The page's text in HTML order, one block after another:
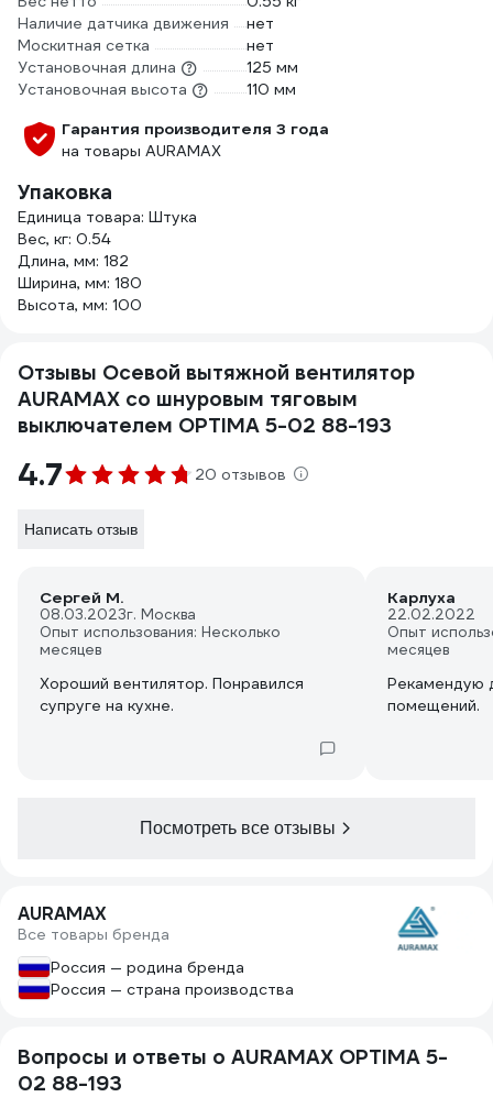
Наличие датчика движения
нет
Москитная сетка
нет
Установочная длина
125 мм
Установочная высота
110 мм
Гарантия производителя 3 года
на товары AURAMAX
Упаковка
Единица товара: Штука
Вес, кг: 0.54
Длина, мм: 182
Ширина, мм: 180
Высота, мм: 100
Отзывы Осевой вытяжной вентилятор
AURAMAX со шнуровым тяговым
выключателем OPTIMA 5-02 88-193
4.7 20 отзывов
Написать отзыв
Сергей М.
08.03.2023г. Москва
Опыт использования: Несколько
месяцев
Хороший вентилятор. Понравился
супруге на кухне.
Карлуха
22.02.2022
Опыт
месяцев
Рекамендую
помещений.
Посмотреть все отзывы
AURAMAX
Все товары бренда
Россия — родина бренда
Россия — страна производства
Вопросы и ответы о AURAMAX OPTIMA 5-
02 88-193